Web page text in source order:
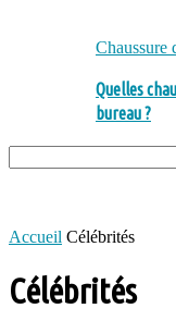
Chaussure
Quelles
bureau ?
Accueil Célébrités
Célébrités